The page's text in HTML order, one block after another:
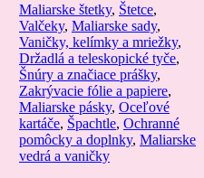
Maliarske štetky, Štetce,
Valčeky, Maliarske sady,
Vaničky, kelímky a mriežky,
Držadlá a teleskopické tyče,
Šnúry a značiace prášky,
Zakrývacie fólie a papiere,
Maliarske pásky, Oceľové
kartáče, Špachtle, Ochranné
pomôcky a doplnky, Maliarske
vedrá a vaničky